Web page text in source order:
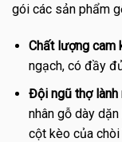
gói các sản phẩm
Chất lượng cam
ngạch, có đầy
Đội ngũ thợ lành
nhân gỗ dày
cột kèo của